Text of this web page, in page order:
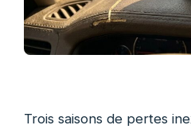
Trois saisons de pertes